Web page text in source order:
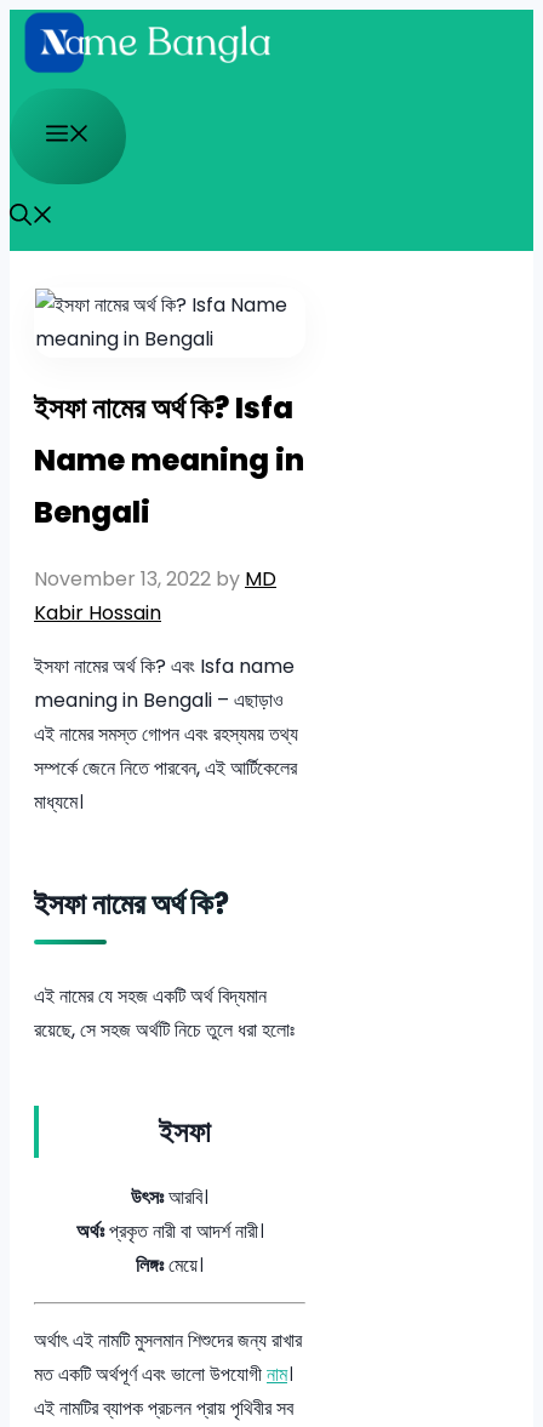
Skip
to
content
Menu
ইসফা নামের অর্থ কি? Isfa
Name meaning in
Bengali
November 13, 2022 by MD
Kabir Hossain
ইসফা নামের অর্থ কি? এবং Isfa name
meaning in Bengali – এছাড়াও
এই নামের সমস্ত গোপন এবং রহস্যময় তথ্য
সম্পর্কে জেনে নিতে পারবেন, এই আর্টিকেলের
মাধ্যমে।
ইসফা নামের অর্থ কি?
এই নামের যে সহজ একটি অর্থ বিদ্যমান
রয়েছে, সে সহজ অর্থটি নিচে তুলে ধরা হলোঃ
ইসফা
উৎসঃআরবি।
অর্থঃপ্রকৃত নারী বা আদর্শ নারী।
লিঙ্গঃমেয়ে।
অর্থাৎ এই নামটি মুসলমান শিশুদের জন্য রাখার
মত একটি অর্থপূর্ণ এবং ভালো উপযোগীনাম।
এই নামটির ব্যাপক প্রচলন প্রায় পৃথিবীর সব